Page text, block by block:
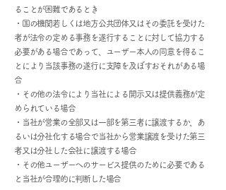
ることが困難であるとき
・国の機関若しくは地方公共団体又はその委託を受けた
者が法令の定める事務を遂行することに対して協力する
必要がある場合であって、ユーザー本人の同意を得るこ
とにより当該事務の遂行に支障を及ぼすおそれがある場
合
・その他の法令により当社による開示又は提供義務が定
められている場合
・当社が営業の全部又は一部を第三者に譲渡するか、あ
るいは分社化する場合で当社から営業譲渡を受けた第三
者又は分社した会社に譲渡する場合
・その他ユーザーへのサービス提供のために必要である
と当社が合理的に判断した場合